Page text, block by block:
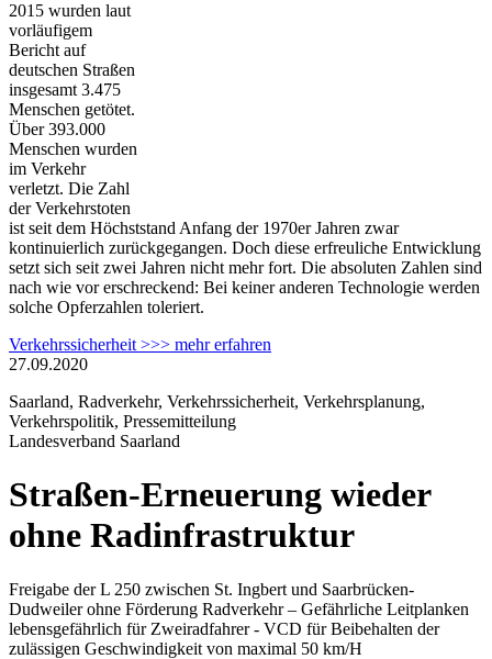
2015 wurden laut
vorläufigem
Bericht auf
deutschen Straßen
insgesamt 3.475
Menschen getötet.
Über 393.000
Menschen wurden
im Verkehr
verletzt. Die Zahl
der Verkehrstoten
ist seit dem Höchststand Anfang der 1970er Jahren zwar
kontinuierlich zurückgegangen. Doch diese erfreuliche Entwicklung
setzt sich seit zwei Jahren nicht mehr fort. Die absoluten Zahlen sind
nach wie vor erschreckend: Bei keiner anderen Technologie werden
solche Opferzahlen toleriert.
Verkehrssicherheit >>> mehr erfahren
27.09.2020
Saarland, Radverkehr, Verkehrssicherheit, Verkehrsplanung,
Verkehrspolitik, Pressemitteilung
Landesverband Saarland
Straßen-Erneuerung wieder
ohne Radinfrastruktur
Freigabe der L 250 zwischen St. Ingbert und Saarbrücken-
Dudweiler ohne Förderung Radverkehr – Gefährliche Leitplanken
lebensgefährlich für Zweiradfahrer - VCD für Beibehalten der
zulässigen Geschwindigkeit von maximal 50 km/H